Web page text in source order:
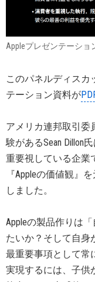
Appleプレゼンテーショ
このパネルディスカ
テーション資料が
アメリカ連邦取引委
験があるSean Dillon
重要視している企業
『Appleの価値観』
しました。
Appleの製品作りは
たいか？そして自身
最重要事項として常
実現するには、子供